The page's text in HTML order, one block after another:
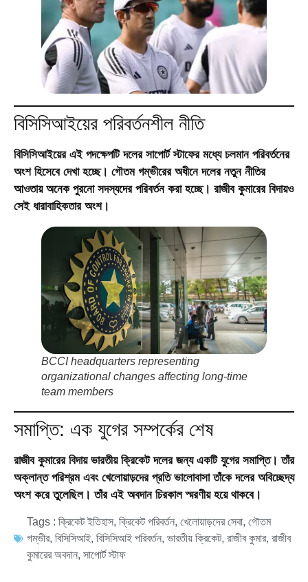
বিসিসিআইয়ের পরিবর্তনশীল নীতি
বিসিসিআইয়ের এই পদক্ষেপটি দলের সাপোর্ট স্টাফের মধ্যে চলমান পরিবর্তনের
অংশ হিসেবে দেখা হচ্ছে। গৌতম গম্ভীরের অধীনে দলের নতুন নীতির
আওতায় অনেক পুরনো সদস্যদের পরিবর্তন করা হচ্ছে। রাজীব কুমারের বিদায়ও
সেই ধারাবাহিকতার অংশ।
BCCI headquarters representing
organizational changes affecting long-time
team members
সমাপ্তি: এক যুগের সম্পর্কের শেষ
রাজীব কুমারের বিদায় ভারতীয় ক্রিকেট দলের জন্য একটি যুগের সমাপ্তি। তাঁর
অক্লান্ত পরিশ্রম এবং খেলোয়াড়দের প্রতি ভালোবাসা তাঁকে দলের অবিচ্ছেদ্য
অংশ করে তুলেছিল। তাঁর এই অবদান চিরকাল স্মরণীয় হয়ে থাকবে।
Tags : ক্রিকেট ইতিহাস, ক্রিকেট পরিবর্তন, খেলোয়াড়দের সেবা, গৌতম
গম্ভীর, বিসিসিআই, বিসিসিআই পরিবর্তন, ভারতীয় ক্রিকেট, রাজীব কুমার, রাজীব
কুমারের অবদান, সাপোর্ট স্টাফ